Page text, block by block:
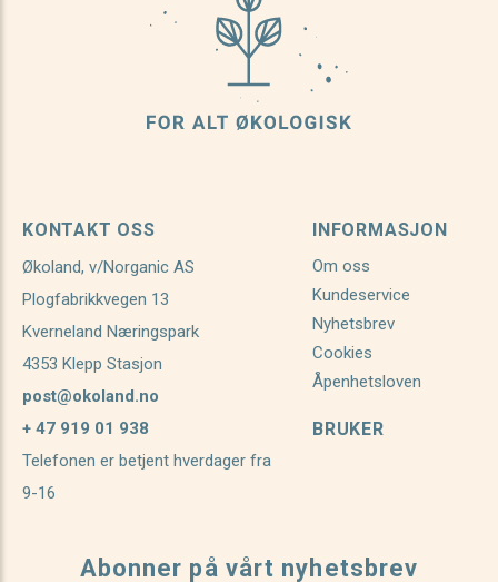
KONTAKT OSS
Økoland, v/Norganic AS
Plogfabrikkvegen 13
Kverneland Næringspark
4353 Klepp Stasjon
post@okoland.no
+ 47 919 01 938
Telefonen er betjent hverdager fra
9-16
INFORMASJON
Om oss
Kundeservice
Nyhetsbrev
Cookies
Åpenhetsloven
BRUKER
Abonner på vårt nyhetsbrev